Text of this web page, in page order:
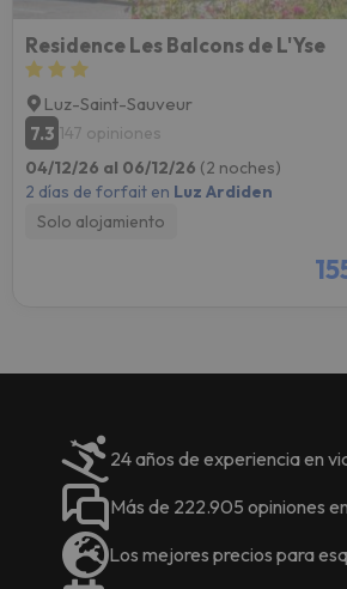
Residence Les Balcons de L'Yse
Luz-Saint-Sauveur
7.3 147 opiniones
04/12/26 al 06/12/26 (2 noches)
2 días de forfait en Luz Ardiden
Solo alojamiento
24 años de experiencia en
Más de 222.905 opiniones
Los mejores precios para